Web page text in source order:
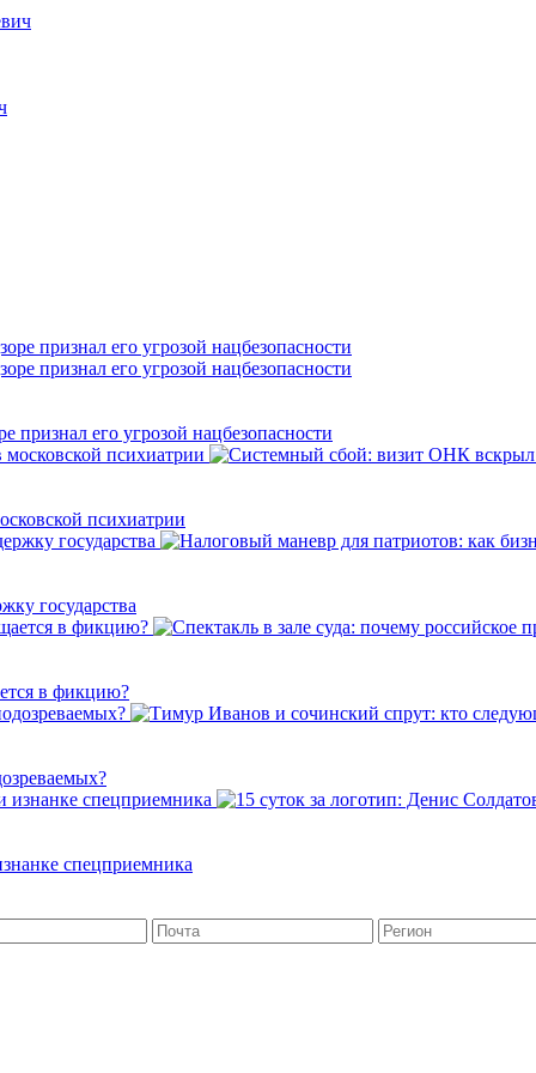
его угрозой нацбезопасности
психиатрии
государства
в фикцию?
спецприемника